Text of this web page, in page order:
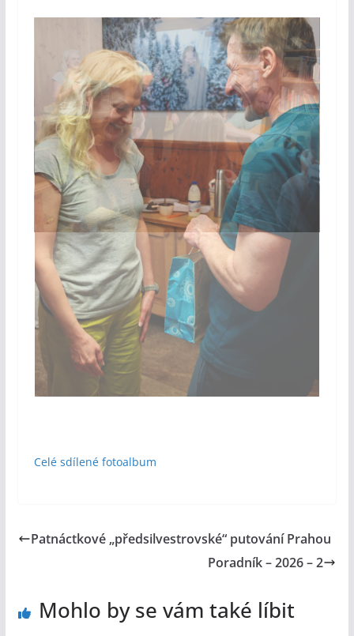
Celé sdílené fotoalbum
Patnáctkové „předsilvestrovské“ putování Prahou
Poradník – 2026 – 2
Mohlo by se vám také líbit